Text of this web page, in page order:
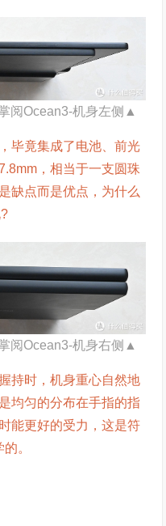
阅Ocean3-机身左侧▲
毕竟集成了电池、前光
，相当于一支圆珠
缺点而是优点，为什么
阅Ocean3-机身右侧▲
持时，机身重心自然地
均匀的分布在手指的指
能更好的受力，这是符
。